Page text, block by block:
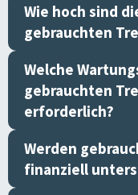
Wie hoch sind
gebrauchten
Welche
gebrauchten
erforderlich?
Werden
finanziell